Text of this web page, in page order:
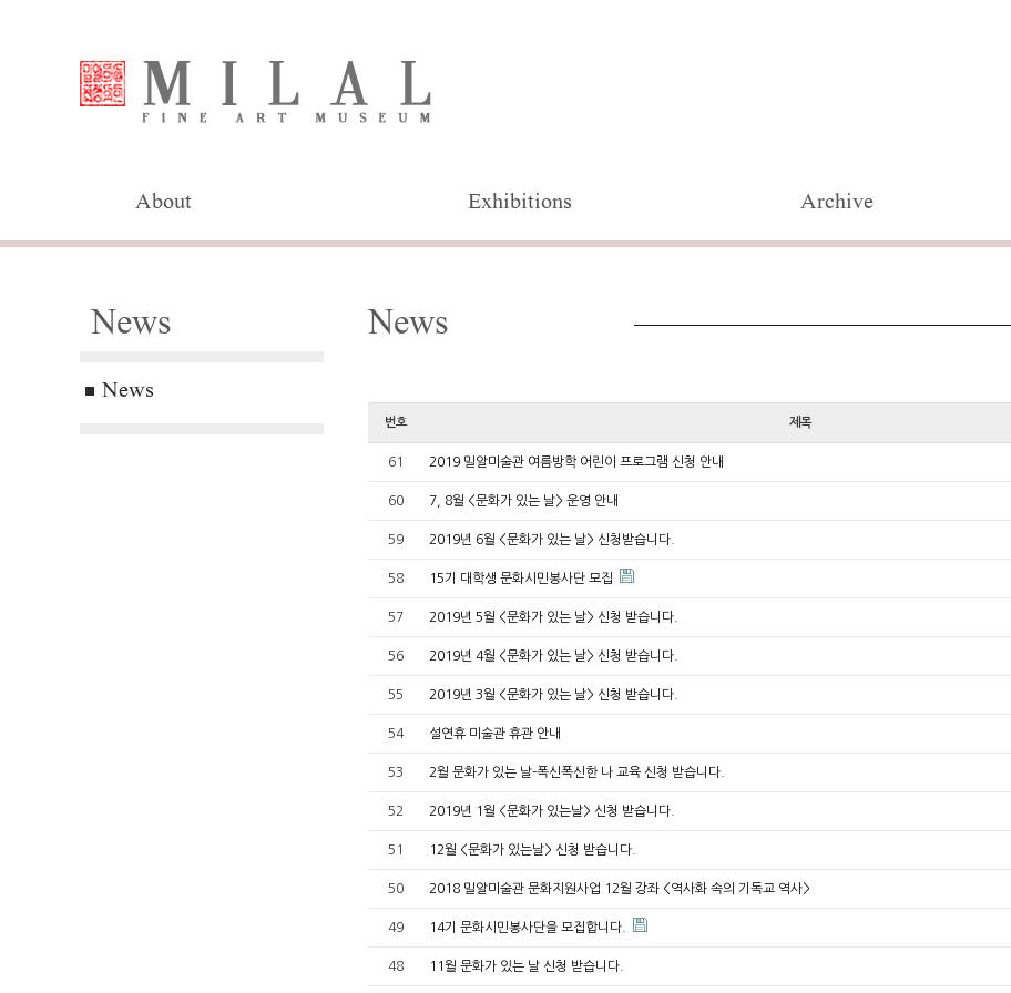
About Exhibitions Archive
News
News
News
번호 제목
61 2019 밀알미술관 여름방학 어린이 프로그램 신청 안내
60 7, 8월 <문화가 있는 날> 운영 안내
59 2019년 6월 <문화가 있는 날> 신청받습니다.
58 15기 대학생 문화시민봉사단 모집
57 2019년 5월 <문화가 있는 날> 신청 받습니다.
56 2019년 4월 <문화가 있는 날> 신청 받습니다.
55 2019년 3월 <문화가 있는 날> 신청 받습니다.
54 설연휴 미술관 휴관 안내
53 2월 문화가 있는 날-폭신폭신한 나 교육 신청 받습니다.
52 2019년 1월 <문화가 있는날> 신청 받습니다.
51 12월 <문화가 있는날> 신청 받습니다.
50 2018 밀알미술관 문화지원사업 12월 강좌 <역사화 속의 기독교 역사>
49 14기 문화시민봉사단을 모집합니다.
48 11월 문화가 있는 날 신청 받습니다.